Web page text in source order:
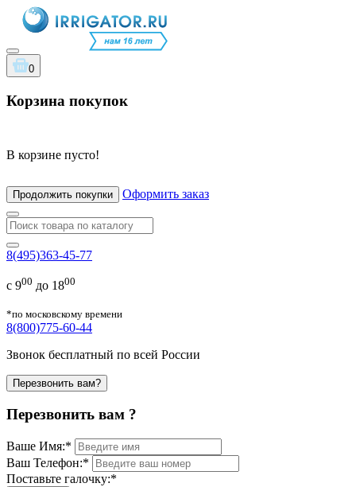
0
Корзина покупок
В корзине пусто!
Продолжить покупки Оформить заказ
8(495)363-45-77
с 900 до 1800
*по московскому времени
8(800)775-60-44
Звонок бесплатный по всей России
Перезвонить вам?
Перезвонить вам ?
Ваше Имя:*
Ваш Телефон:*
Поставьте галочку:*